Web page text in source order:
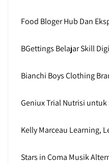
Food Bloger Hub Dan
BGettings Belajar Skill
Bianchi Boys Clothing
Geniux Trial Nutrisi
Kelly Marceau Learning,
Stars in Coma Musik